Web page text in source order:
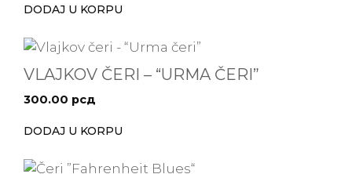
DODAJ U KORPU
VLAJKOV ČERI – “URMA ČERI”
300.00 рсд
DODAJ U KORPU